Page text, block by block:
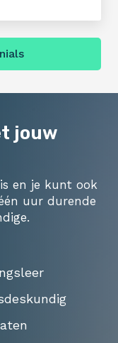
jouw
en je kunt ook
uur durende